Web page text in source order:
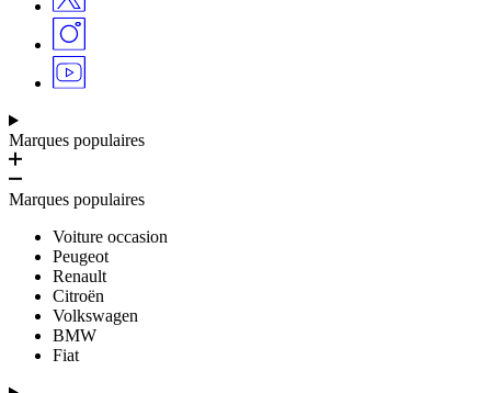
Marques populaires
Marques populaires
Voiture occasion
Peugeot
Renault
Citroën
Volkswagen
BMW
Fiat